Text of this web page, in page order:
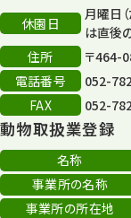
再生フォーラム
80周年
その他
その他イベント
スカイタワー
年末年始のイベント
休園日
月曜日
は直後
住所
〒464-
電話番号
052-
FAX
052-
動物取扱業登録
名称
事業所の名称
事業所の所在地